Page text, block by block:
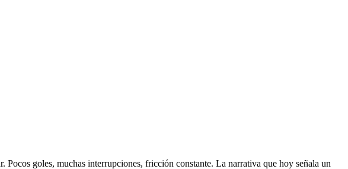
goles, muchas interrupciones, fricción constante. La narrativa que hoy señala un